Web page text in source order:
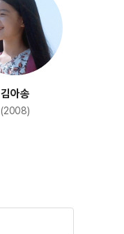
김아송
(2008)